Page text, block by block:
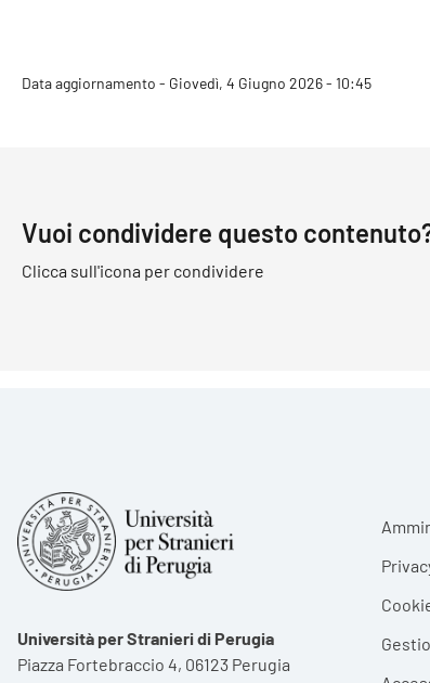
Data aggiornamento - Giovedì, 4 Giugno 2026 - 10:45
Vuoi condividere questo
Clicca sull'icona per condividere
Università per Stranieri di Perugia
Piazza Fortebraccio 4, 06123 Perugia